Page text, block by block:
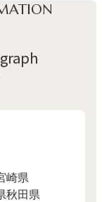
崎県
秋田県